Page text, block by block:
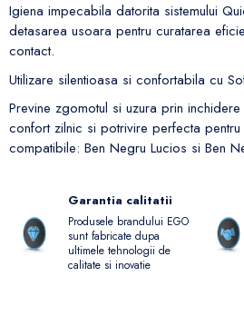
Igiena impecabila datorita sistemului
detasarea usoara pentru curatarea
contact.
Utilizare silentioasa si confortabila cu
Previne zgomotul si uzura prin
confort zilnic si potrivire perfecta
compatibile: Ben Negru Lucios si Ben
Garantia calitatii
Produsele brandului EGO
sunt fabricate dupa
ultimele tehnologii de
calitate si inovatie